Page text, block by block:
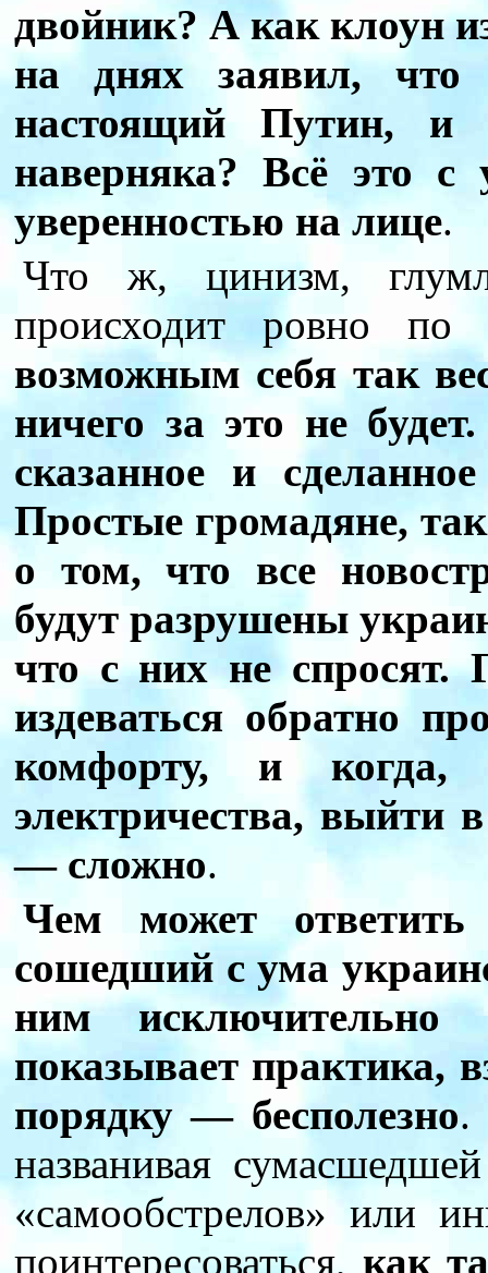
двойник? А как клоун
на днях заявил,
настоящий Путин, и
наверняка? Всё это с
уверенностью на лице.
Что ж, цинизм,
происходит ровно
возможным себя так
ничего за это не
сказанное и
Простые громадяне,
о том, что все
будут разрушены
что с них не спросят.
издеваться обратно
комфорту, и
электричества, выйти
— сложно.
Чем может
сошедший с ума
ним
показывает практика,
порядку — бесполезно.
названивая
«самообстрелов» или
поинтересоваться, как